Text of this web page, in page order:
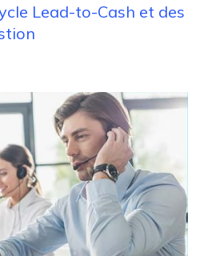
Lead-to-Cash et des